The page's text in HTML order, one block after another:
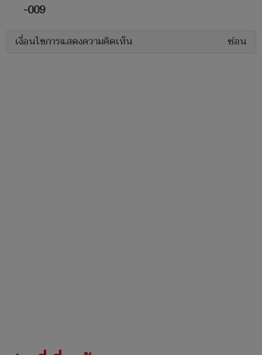
-009
เงื่อนไขการแสดงความคิดเห็น ซ่อน